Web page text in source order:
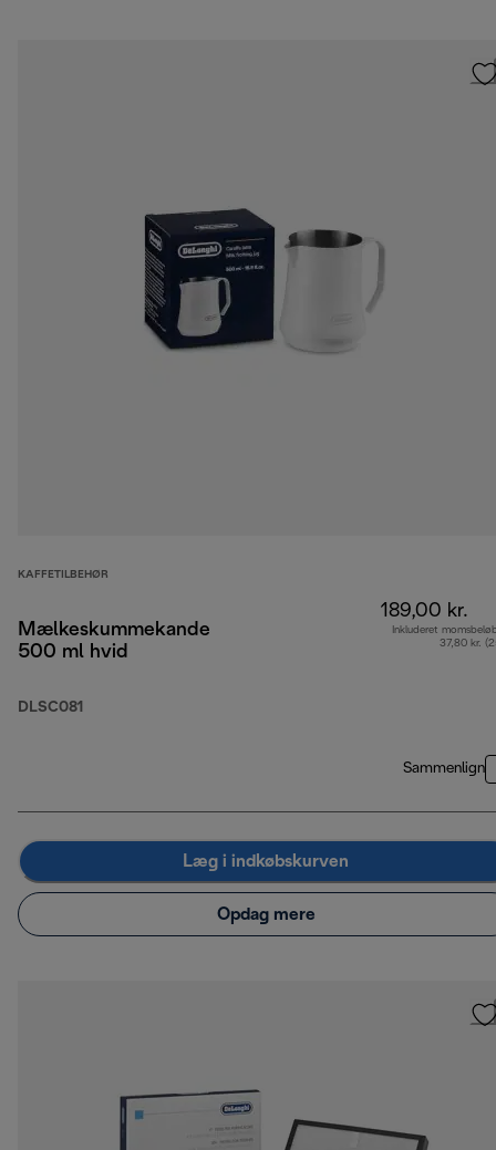
KAFFETILBEHØR
Mælkeskummekande
500 ml hvid
DLSC081
189,00 kr.
Inkluderet
37,80 kr.
Sammenlign
Læg i indkøbskurven
Opdag mere